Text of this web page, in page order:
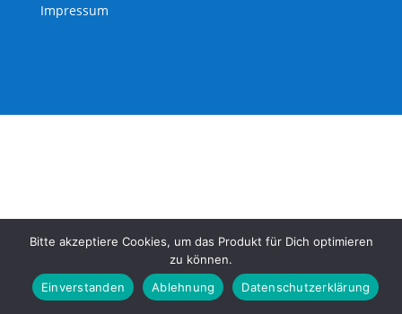
Impressum
Bitte akzeptiere Cookies, um das Produkt für Dich optimieren
zu können.
Einverstanden
Ablehnung Datenschutzerklärung